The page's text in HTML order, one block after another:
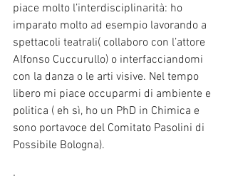
piace molto l’interdisciplinarità: ho
imparato molto ad esempio lavorando a
spettacoli teatrali( collaboro con l’attore
Alfonso Cuccurullo) o interfacciandomi
con la danza o le arti visive. Nel tempo
libero mi piace occuparmi di ambiente e
politica ( eh sì, ho un PhD in Chimica e
sono portavoce del Comitato Pasolini di
Possibile Bologna).